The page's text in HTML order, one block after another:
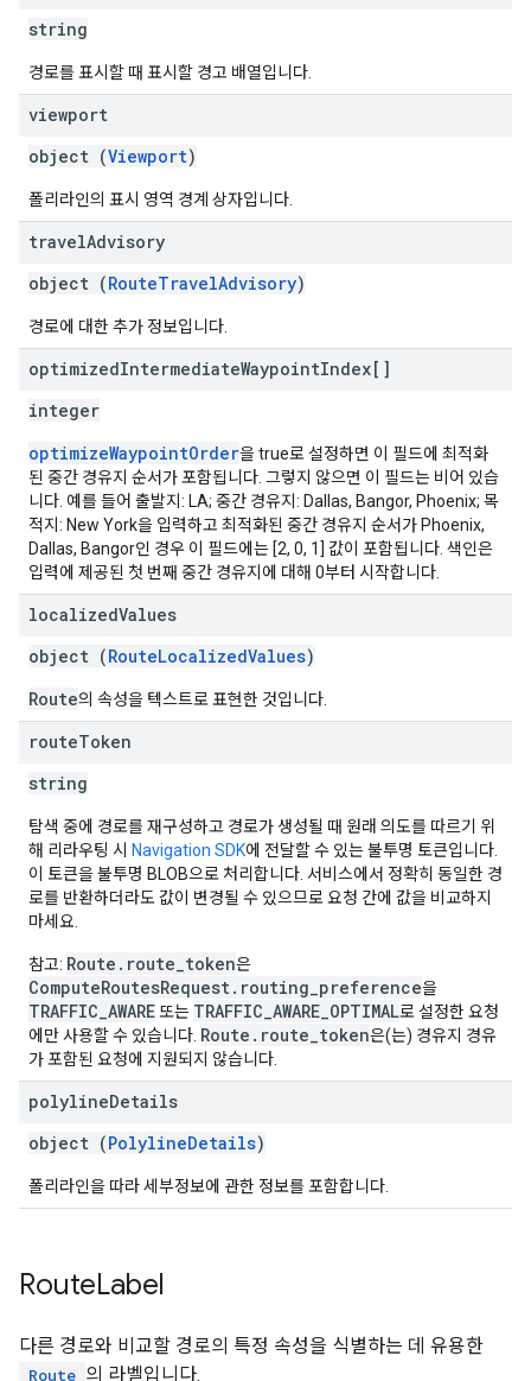
string
경로를 표시할 때 표시할 경고 배열입니다.
viewport
object (Viewport)
폴리라인의 표시 영역 경계 상자입니다.
travelAdvisory
object (RouteTravelAdvisory)
경로에 대한 추가 정보입니다.
optimizedIntermediateWaypointIndex[]
integer
optimizeWaypointOrder을 true로 설정하면 이 필드에 최적화
된 중간 경유지 순서가 포함됩니다. 그렇지 않으면 이 필드는 비어 있습
니다. 예를 들어 출발지: LA; 중간 경유지: Dallas, Bangor, Phoenix; 목
적지: New York을 입력하고 최적화된 중간 경유지 순서가 Phoenix,
Dallas, Bangor인 경우 이 필드에는 [2, 0, 1] 값이 포함됩니다. 색인은
입력에 제공된 첫 번째 중간 경유지에 대해 0부터 시작합니다.
localizedValues
object (RouteLocalizedValues)
Route의 속성을 텍스트로 표현한 것입니다.
routeToken
string
탐색 중에 경로를 재구성하고 경로가 생성될 때 원래 의도를 따르기 위
해 리라우팅 시 Navigation SDK에 전달할 수 있는 불투명 토큰입니다.
이 토큰을 불투명 BLOB으로 처리합니다. 서비스에서 정확히 동일한 경
로를 반환하더라도 값이 변경될 수 있으므로 요청 간에 값을 비교하지
마세요.
참고: Route.route_token은
ComputeRoutesRequest.routing_preference을
TRAFFIC_AWARE 또는 TRAFFIC_AWARE_OPTIMAL로 설정한 요청
에만 사용할 수 있습니다. Route.route_token은(는) 경유지 경유
가 포함된 요청에 지원되지 않습니다.
polylineDetails
object (PolylineDetails)
폴리라인을 따라 세부정보에 관한 정보를 포함합니다.
RouteLabel
다른 경로와 비교할 경로의 특정 속성을 식별하는 데 유용한
Route 의 라벨입니다.